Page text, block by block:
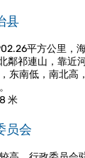
县
平方公里，
鄰祁連山，靠近
东南低，南北高
米
员会